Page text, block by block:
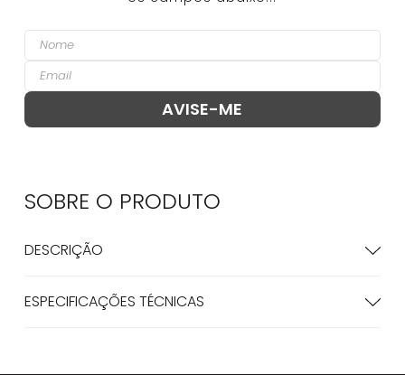
SOBRE O PRODUTO
DESCRIÇÃO
ESPECIFICAÇÕES TÉCNICAS